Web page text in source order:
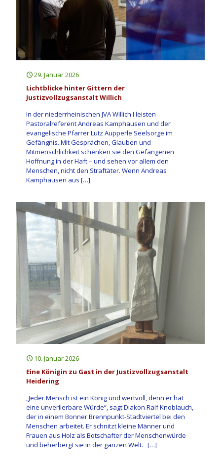
29. Januar 2026
Lichtblicke hinter Gittern der
Justizvollzugsanstalt Willich
In der niederrheinischen JVA Willich I leisten
Pastoralreferent Andreas Kamphausen und der
evangelische Pfarrer Lutz Aupperle Seelsorge im
Gefängnis. Mit Gesprächen, Glauben und
Mitmenschlichkeit schenken sie den Gefangenen
Hoffnung in der Haft – und sehen vor allem den
Menschen, nicht den Straftäter. Wenn Andreas
Kamphausen aus […]
10. Januar 2026
Eine Königin zu Gast in der Justizvollzugsanstalt
Heidering
„Jeder Mensch ist ein König und wertvoll, denn er hat
eine unverlierbare Würde“, sagt Diakon Ralf Knoblauch,
der in einem Bonner Brennpunkt-Stadtviertel bei den
Menschen arbeitet. Er schnitzt kleine Männer und
Frauen aus Holz als Botschafter der Menschenwürde
und beherbergt sie in der ganzen Welt. […]